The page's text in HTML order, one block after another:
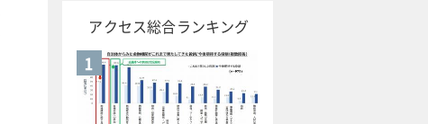
アクセス総合ランキング
1